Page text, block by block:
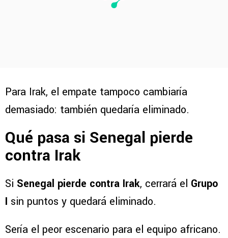
Para Irak, el empate tampoco cambiaría
demasiado: también quedaría eliminado.
Qué pasa si Senegal pierde
contra Irak
Si Senegal pierde contra Irak, cerrará el Grupo
I sin puntos y quedará eliminado.
Sería el peor escenario para el equipo africano.